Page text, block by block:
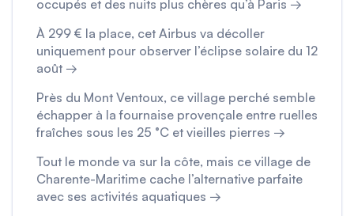
occupés et des nuits plus chères qu’à Paris →
À 299 € la place, cet Airbus va décoller
uniquement pour observer l’éclipse solaire du 12
août →
Près du Mont Ventoux, ce village perché semble
échapper à la fournaise provençale entre ruelles
fraîches sous les 25 °C et vieilles pierres →
Tout le monde va sur la côte, mais ce village de
Charente-Maritime cache l’alternative parfaite
avec ses activités aquatiques →